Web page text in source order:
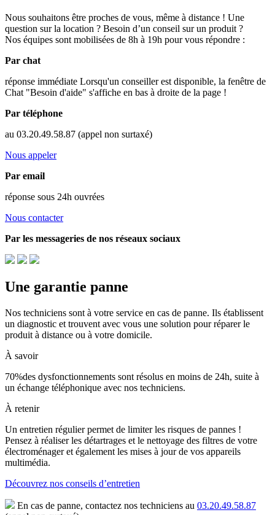
Nous souhaitons être proches de vous, même à distance ! Une
question sur la location ? Besoin d’un conseil sur un produit ?
Nos équipes sont mobilisées de 8h à 19h pour vous répondre :
Par chat
réponse immédiate Lorsqu'un conseiller est disponible, la fenêtre de
Chat "Besoin d'aide" s'affiche en bas à droite de la page !
Par téléphone
au 03.20.49.58.87 (appel non surtaxé)
Nous appeler
Par email
réponse sous 24h ouvrées
Nous contacter
Par les messageries de nos réseaux sociaux
Une garantie panne
Nos techniciens sont à votre service en cas de panne. Ils établissent
un diagnostic et trouvent avec vous une solution pour réparer le
produit à distance ou à votre domicile.
À savoir
70%des dysfonctionnements sont résolus en moins de 24h, suite à
un échange téléphonique avec nos techniciens.
À retenir
Un entretien régulier permet de limiter les risques de pannes !
Pensez à réaliser les détartrages et le nettoyage des filtres de votre
électroménager et également les mises à jour de vos appareils
multimédia.
Découvrez nos conseils d’entretien
En cas de panne, contactez nos techniciens au 03.20.49.58.87